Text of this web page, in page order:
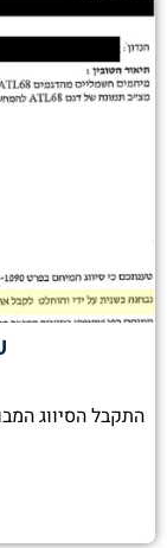
התקבל הסיווג